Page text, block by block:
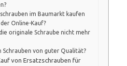
im Baumarkt kaufen
Online-Kauf?
originale Schraube nicht mehr
Schrauben von guter Qualität?
von Ersatzschrauben für